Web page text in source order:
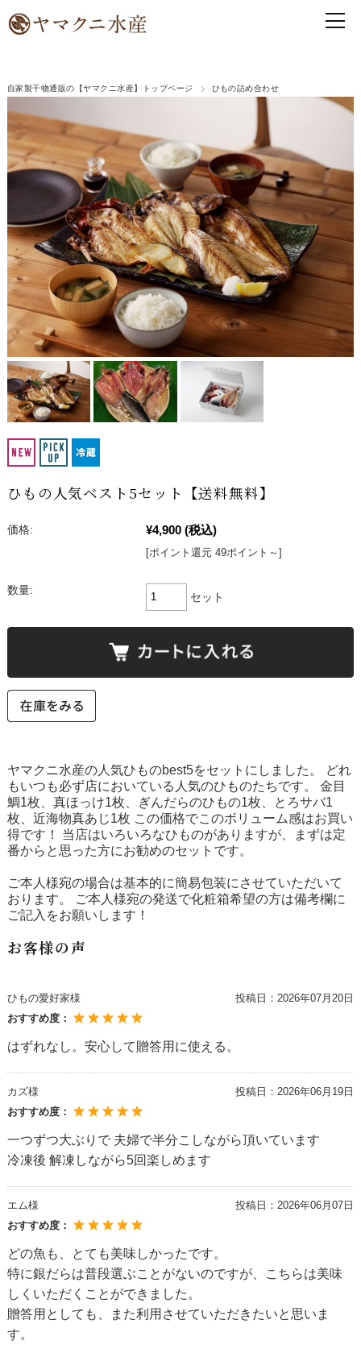
自家製干物通販の【ヤマクニ水産】トップページ ひもの詰め合わせ
ひもの人気ベスト5セット【送料無料】
価格: ¥4,900 (税込)
[ポイント還元 49ポイント～]
数量:
セット
ヤマクニ水産の人気ひものbest5をセットにしました。 どれ
もいつも必ず店においている人気のひものたちです。 金目
鯛1枚、真ほっけ1枚、ぎんだらのひもの1枚、とろサバ1
枚、近海物真あじ1枚 この価格でこのボリューム感はお買い
得です！ 当店はいろいろなひものがありますが、まずは定
番からと思った方にお勧めのセットです。
ご本人様宛の場合は基本的に簡易包装にさせていただいて
おります。 ご本人様宛の発送で化粧箱希望の方は備考欄に
ご記入をお願いします！
お客様の声
ひもの愛好家様 投稿日： 2026年07月20日
おすすめ度：
はずれなし。安心して贈答用に使える。
カズ様 投稿日： 2026年06月19日
おすすめ度：
一つずつ大ぶりで 夫婦で半分こしながら頂いています
冷凍後 解凍しながら5回楽しめます
エム様 投稿日： 2026年06月07日
おすすめ度：
どの魚も、とても美味しかったです。
特に銀だらは普段選ぶことがないのですが、こちらは美味
しくいただくことができました。
贈答用としても、また利用させていただきたいと思いま
す。